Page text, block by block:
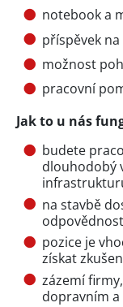
notebook a
příspěvek
možnost
pracovní
Jak to u nás
budete
dlouhodobý
na stavbě
pozice je
získat
zázemí
dopravním